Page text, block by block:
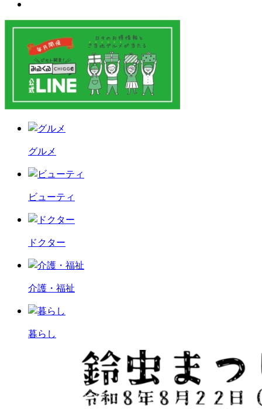
グルメ
ビューティ
ドクター
介護・福祉
暮らし